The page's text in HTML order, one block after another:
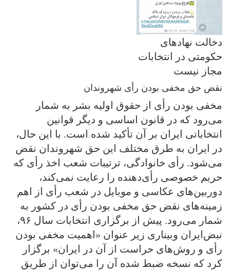
دخالت نهادهای
حکومتی در انتخابات
مجاز نیست
نقض حق مخفی بودن رأی شهروندان
مخفی بودن رأی از حقوق اولیه بشر به شمار
می‌رود که در قانون اساسی و دیگر قوانین
انتخاباتی ایران بر آن تأکید شده است. با این حال،
در ایران به طرق مختلف این حق شهروندان نقض
می‌شود. رأی خانوادگی، ترتیبات شعب اخذ رأی که
حریم خصوصی رأی‌دهنده را رعایت نمی‌کند،
دوربین‌های عکاسی و موبایل در شعب رأی از اهم
زمینه‌های نقض حق مخفی بودن رأی در کشور به
شمار می‌رود. پیش از برگزاری انتخابات سال ۹۶،
نبض‌ایران وبیناری زیر عنوان «اهمیت مخفی بودن
رأی و روش‌های حراست از آن در ایران» برگزار
کرد که نسخه ضبط شده آن را می‌توان از طریق